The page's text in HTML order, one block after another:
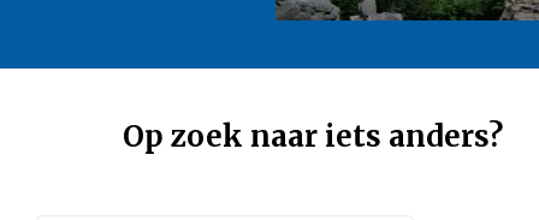
Op zoek naar iets anders?